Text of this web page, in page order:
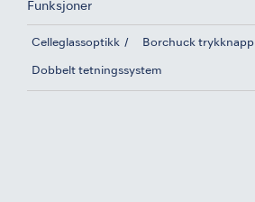
Funksjoner
Celleglassoptikk Borchuck trykknapp
Dobbelt tetningssystem